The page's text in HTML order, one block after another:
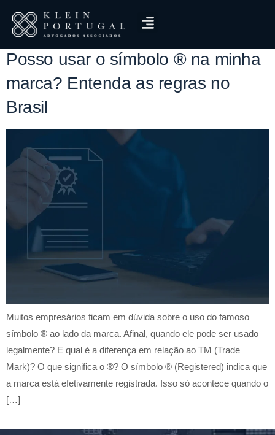
Tag:certificado INPI
Posso usar o símbolo ® na minha
marca? Entenda as regras no
Brasil
Muitos empresários ficam em dúvida sobre o uso do famoso
símbolo ® ao lado da marca. Afinal, quando ele pode ser usado
legalmente? E qual é a diferença em relação ao TM (Trade
Mark)? O que significa o ®? O símbolo ® (Registered) indica que
a marca está efetivamente registrada. Isso só acontece quando o
[…]